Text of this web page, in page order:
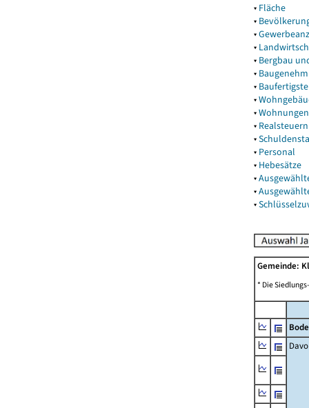
▾ Fläche
▾
▾
▾
▾ Bergbau
▾
▾
▾
▾Wohnungen
▾ Realsteuern
▾
▾ Personal
▾ Hebesätze
▾
▾
▾
Gemeinde:
* Die